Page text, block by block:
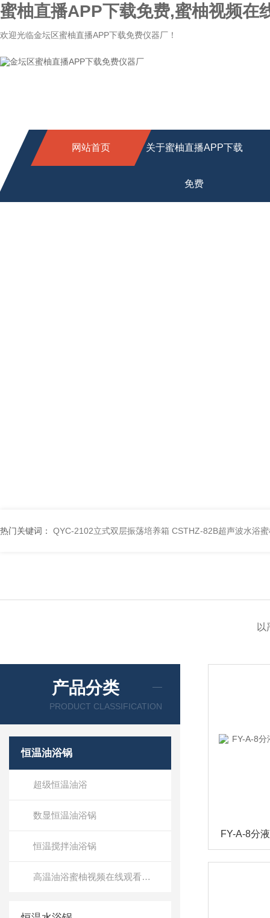
蜜柚直播APP下载免费,蜜柚视频在
欢迎光临金坛区蜜柚直播APP下载免费仪器厂！
网站首页 关于蜜柚直播APP下载
免费
热门关键词： QYC-2102立式双层振荡培养箱 CSTHZ-82B超声波水浴
以
产品分类
PRODUCT CLASSIFICATION
恒温油浴锅
超级恒温油浴
数显恒温油浴锅
恒温搅拌油浴锅
高温油浴蜜柚视频在线观看免费观看